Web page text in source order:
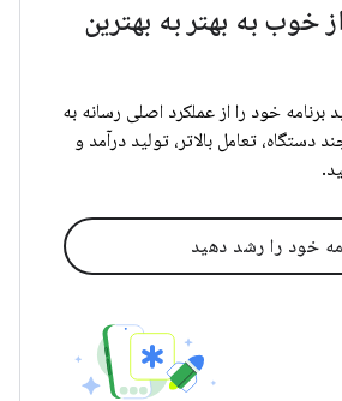
خوب به بهتر به بهترین
برنامه خود را از عملکرد اصلی رسانه به
تعامل بالاتر، تولید درآمد و
خود را رشد دهید